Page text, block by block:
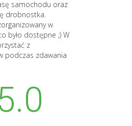
samochodu oraz
drobnostka.
w
było dostępne ;) W
z
podczas zdawania